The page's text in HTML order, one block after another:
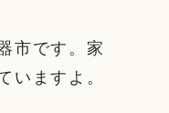
市です。家
いますよ。